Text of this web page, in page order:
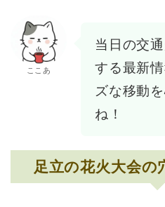
ここあ
当日の交
する最新
ズな移動
ね！
足立の花火大会の